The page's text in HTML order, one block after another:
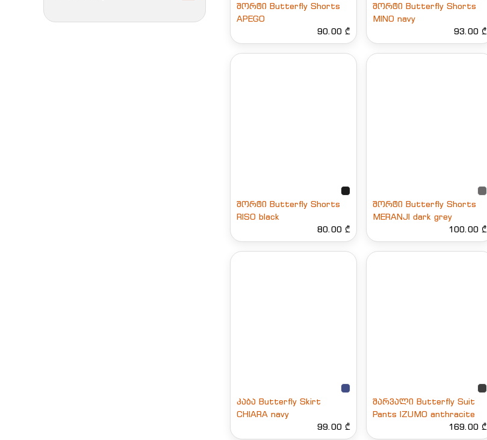
შორტი Butterfly Shorts
APEGO
90.00 ₾
შორტი Butterfly Shorts
MINO navy
93.00 ₾
შორტი Butterfly Shorts
RISO black
80.00 ₾
შორტი Butterfly Shorts
MERANJI dark grey
100.00 ₾
კაბა Butterfly Skirt
CHIARA navy
99.00 ₾
შარვალი Butterfly Suit
Pants IZUMO anthracite
169.00 ₾